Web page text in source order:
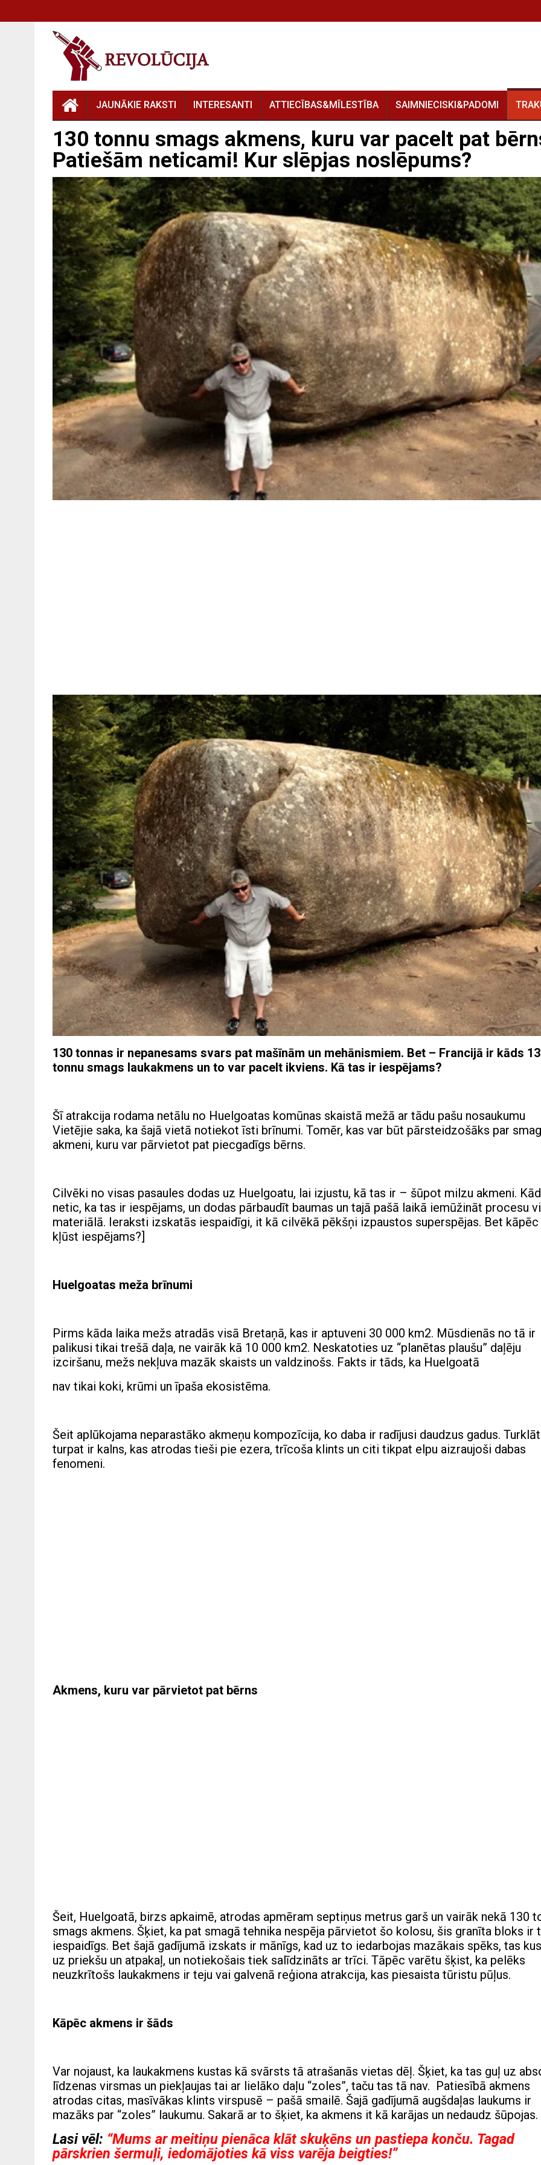
JAUNĀKIE RAKSTI INTERESANTI ATTIECĪBAS&MĪLESTĪBA SAIMNIECISKI&PADOMI
130 tonnu smags akmens, kuru var pacelt pat
Patiešām neticami! Kur slēpjas noslēpums?
130 tonnas ir nepanesams svars pat mašīnām un mehānismiem. Bet – Francijā ir kāds
tonnu smags laukakmens un to var pacelt ikviens. Kā tas ir iespējams?
Šī atrakcija rodama netālu no Huelgoatas komūnas skaistā mežā ar tādu pašu nosaukumu
Vietējie saka, ka šajā vietā notiekot īsti brīnumi. Tomēr, kas var būt pārsteidzošāks par
akmeni, kuru var pārvietot pat piecgadīgs bērns.
Cilvēki no visas pasaules dodas uz Huelgoatu, lai izjustu, kā tas ir – šūpot milzu akmeni.
netic, ka tas ir iespējams, un dodas pārbaudīt baumas un tajā pašā laikā iemūžināt procesu
materiālā. Ieraksti izskatās iespaidīgi, it kā cilvēkā pēkšņi izpaustos superspējas. Bet
kļūst iespējams?]
Huelgoatas meža brīnumi
Pirms kāda laika mežs atradās visā Bretaņā, kas ir aptuveni 30 000 km2. Mūsdienās no tā ir
palikusi tikai trešā daļa, ne vairāk kā 10 000 km2. Neskatoties uz “planētas plaušu” daļēju
izciršanu, mežs nekļuva mazāk skaists un valdzinošs. Fakts ir tāds, ka Huelgoatā
nav tikai koki, krūmi un īpaša ekosistēma.
Šeit aplūkojama neparastāko akmeņu kompozīcija, ko daba ir radījusi daudzus gadus. Turklāt
turpat ir kalns, kas atrodas tieši pie ezera, trīcoša klints un citi tikpat elpu aizraujoši dabas
fenomeni.
Akmens, kuru var pārvietot pat bērns
Šeit, Huelgoatā, birzs apkaimē, atrodas apmēram septiņus metrus garš un vairāk nekā 130
smags akmens. Šķiet, ka pat smagā tehnika nespēja pārvietot šo kolosu, šis granīta bloks ir
iespaidīgs. Bet šajā gadījumā izskats ir mānīgs, kad uz to iedarbojas mazākais spēks, tas
uz priekšu un atpakaļ, un notiekošais tiek salīdzināts ar trīci. Tāpēc varētu šķist, ka pelēks
neuzkrītošs laukakmens ir teju vai galvenā reģiona atrakcija, kas piesaista tūristu pūļus.
Kāpēc akmens ir šāds
Var nojaust, ka laukakmens kustas kā svārsts tā atrašanās vietas dēļ. Šķiet, ka tas guļ uz
līdzenas virsmas un piekļaujas tai ar lielāko daļu “zoles”, taču tas tā nav. Patiesībā akmens
atrodas citas, masīvākas klints virspusē – pašā smailē. Šajā gadījumā augšdaļas laukums ir
mazāks par “zoles” laukumu. Sakarā ar to šķiet, ka akmens it kā karājas un nedaudz šūpojas.
Lasi vēl: “Mums ar meitiņu pienāca klāt skuķēns un pastiepa konču. Tagad
pārskrien šermuļi, iedomājoties kā viss varēja beigties!”